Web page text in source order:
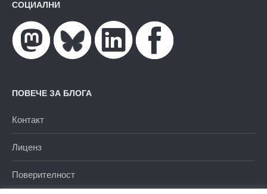
СОЦИАЛНИ
ПОВЕЧЕ ЗА БЛОГА
Контакт
Лиценз
Поверителност